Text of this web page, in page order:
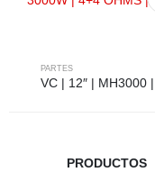
PARTES
PRODUCTOS